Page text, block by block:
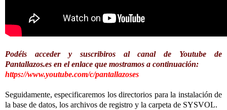
Podéis acceder y suscribiros al canal de Youtube de
Pantallazos.es en el enlace que mostramos a continuación:
https://www.youtube.com/c/pantallazoses
Seguidamente, especificaremos los directorios para la instalación de
la base de datos, los archivos de registro y la carpeta de SYSVOL.